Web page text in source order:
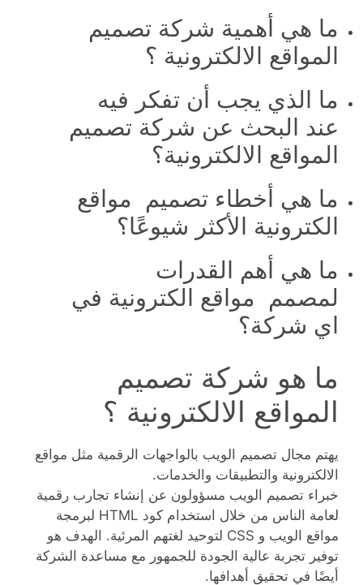
ما هي أهمية شركة تصميم
المواقع الالكترونية ؟
ما الذي يجب أن تفكر فيه
عند البحث عن شركة تصميم
المواقع الالكترونية؟
ما هي أخطاء تصميم مواقع
الكترونية الأكثر شيوعًا؟
ما هي أهم القدرات
لمصمم مواقع الكترونية في
اي شركة؟
ما هو شركة تصميم
المواقع الالكترونية ؟
يهتم مجال تصميم الويب بالواجهات الرقمية مثل مواقع
الالكترونية والتطبيقات والخدمات.
خبراء تصميم الويب مسؤولون عن إنشاء تجارب رقمية
لعامة الناس من خلال استخدام كود HTML لبرمجة
مواقع الويب و CSS لتوحيد لغتهم المرئية. الهدف هو
توفير تجربة عالية الجودة للجمهور مع مساعدة الشركة
أيضًا في تحقيق أهدافها.